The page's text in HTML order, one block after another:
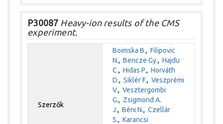
P30087 Heavy-ion results of the CMS
experiment.
Szerzők
Boimska B.,Filipovic
N.,Bencze Gy.,Hajdu
C.,Hidas P.,Horváth
D.,Siklér F.,Veszprémi
V.,Vesztergombi
G., Zsigmond A.
J.,Béni N.,Czellár
S.,Karancsi